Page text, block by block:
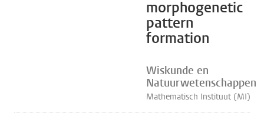
morphogenetic
pattern
formation
Wiskunde en
Natuurwetenschappen
Mathematisch Instituut (MI)